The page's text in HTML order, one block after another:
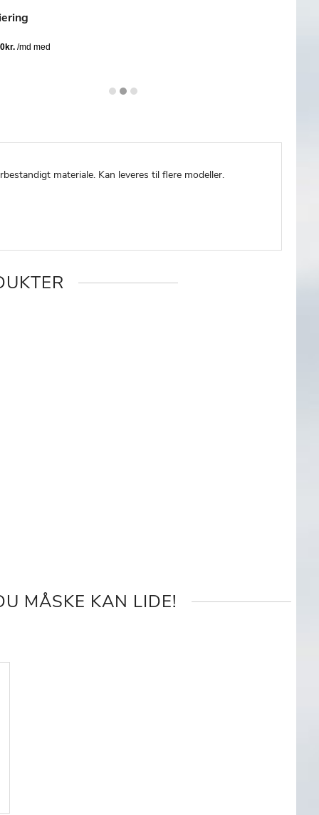
materiale. Kan leveres til flere modeller.
MÅSKE KAN LIDE!